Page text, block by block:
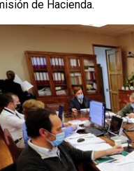
de Hacienda.